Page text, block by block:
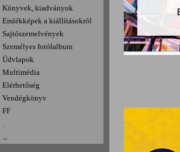
Könyvek, kiadványok
Emlékképek a kiállításokról
Sajtószemelvények
Személyes fotółalbum
Üdvlapok
Multimédia
Elérhetőség
Vendégkönyv
FF
.
.,.